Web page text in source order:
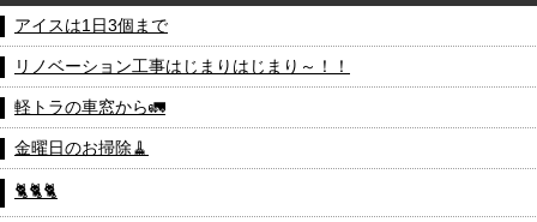
アイスは1日3個まで
リノベーション工事はじまりはじまり～！！
軽トラの車窓から🚛
金曜日のお掃除🧹
🐈🐈🐈